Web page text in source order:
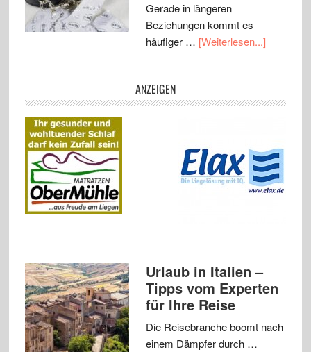
Gerade in längeren
Beziehungen kommt es
häufiger … [Weiterlesen...]
ANZEIGEN
Urlaub in Italien –
Tipps vom Experten
für Ihre Reise
Die Reisebranche boomt nach
einem Dämpfer durch …